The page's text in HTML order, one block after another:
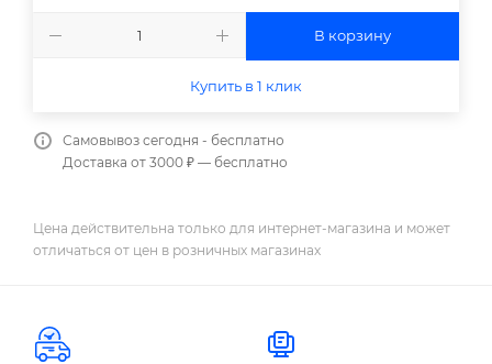
В корзину
Купить в 1 клик
Самовывоз сегодня - бесплатно
Доставка от 3000 ₽ — бесплатно
Цена действительна только для интернет-магазина и может
отличаться от цен в розничных магазинах